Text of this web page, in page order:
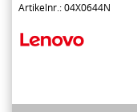
Artikelnr.: 04X0644N